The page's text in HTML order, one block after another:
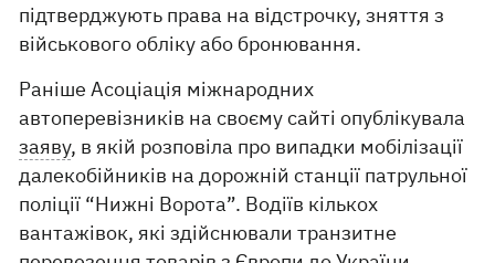
підтверджують права на відстрочку, зняття з
військового обліку або бронювання.
Раніше Асоціація міжнародних
автоперевізників на своєму сайті опублікувала
заяву, в якій розповіла про випадки мобілізації
далекобійників на дорожній станції патрульної
поліції “Нижні Ворота”. Водіїв кількох
вантажівок, які здійснювали транзитне